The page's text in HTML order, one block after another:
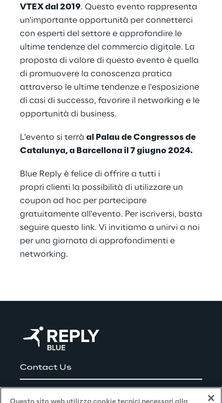
VTEX dal 2019. Questo evento rappresenta
un'importante opportunità per connetterci
con esperti del settore e approfondire le
ultime tendenze del commercio digitale. La
proposta di valore di questo evento è quella
di promuovere la conoscenza pratica
attraverso le ultime tendenze e l'esposizione
di casi di successo, favorire il networking e le
opportunità di business.
L'evento si terrà al Palau de Congressos de
Catalunya, a Barcellona il 7 giugno 2024.
Blue Reply è felice di offrire a tutti i
propri clienti la possibilità di utilizzare un
coupon ad hoc per partecipare
gratuitamente all'evento. Per iscriversi, basta
seguire questo link. Vi invitiamo a unirvi a noi
per una giornata di approfondimenti e
networking.
Contact Us